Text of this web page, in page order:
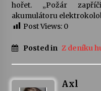
hořet. „Požár
akumulátoru
Post Views: 0
Posted in Z deníku
Axl